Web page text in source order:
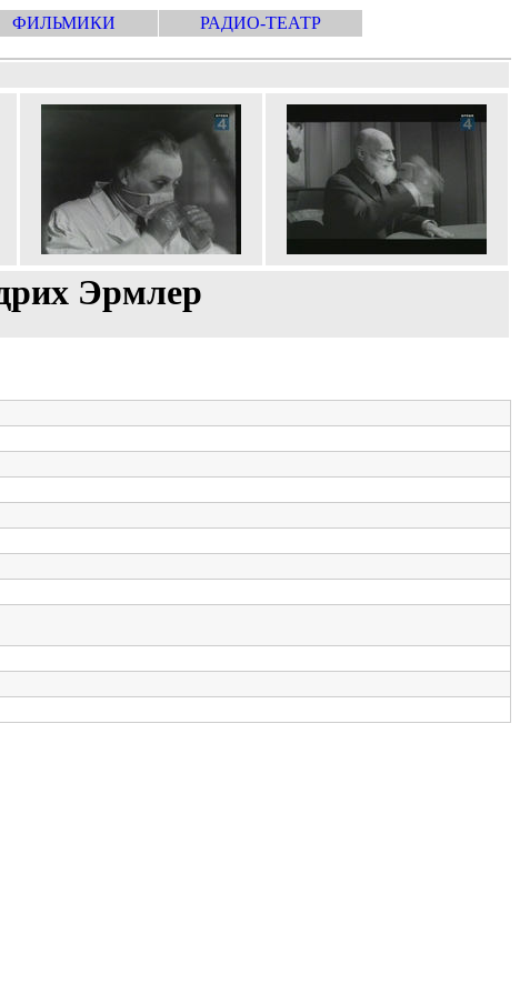
ФИЛЬМИКИ РАДИО-ТЕАТР
Эрмлер